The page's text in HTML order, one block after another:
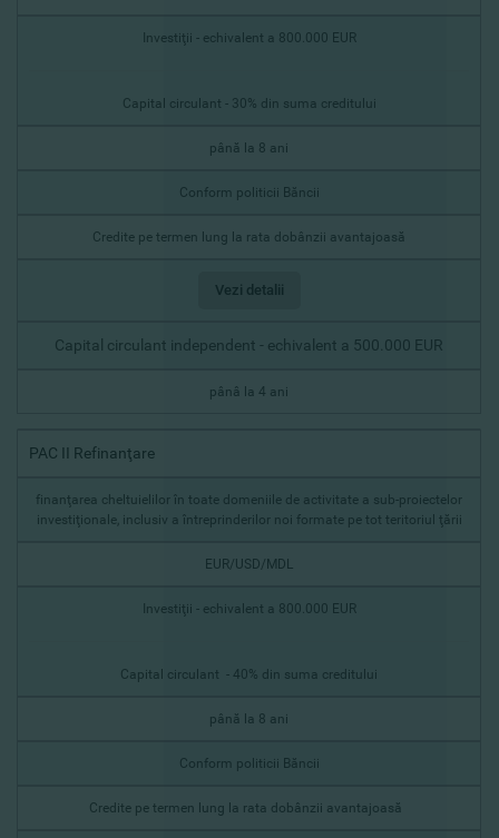
Investiţii - echivalent a 800.000 EUR
Capital circulant - 30% din suma creditului
până la 8 ani
Conform politicii Băncii
Credite pe termen lung la rata dobânzii avantajoasă
Vezi detalii
Capital circulant independent - echivalent a 500.000 EUR
pânâ la 4 ani
PAC II Refinanţare
finanţarea cheltuielilor în toate domeniile de activitate a sub-proiectelor
investiţionale, inclusiv a întreprinderilor noi formate pe tot teritoriul ţării
EUR/USD/MDL
Investiţii - echivalent a 800.000 EUR
Capital circulant - 40% din suma creditului
până la 8 ani
Conform politicii Băncii
Credite pe termen lung la rata dobânzii avantajoasă